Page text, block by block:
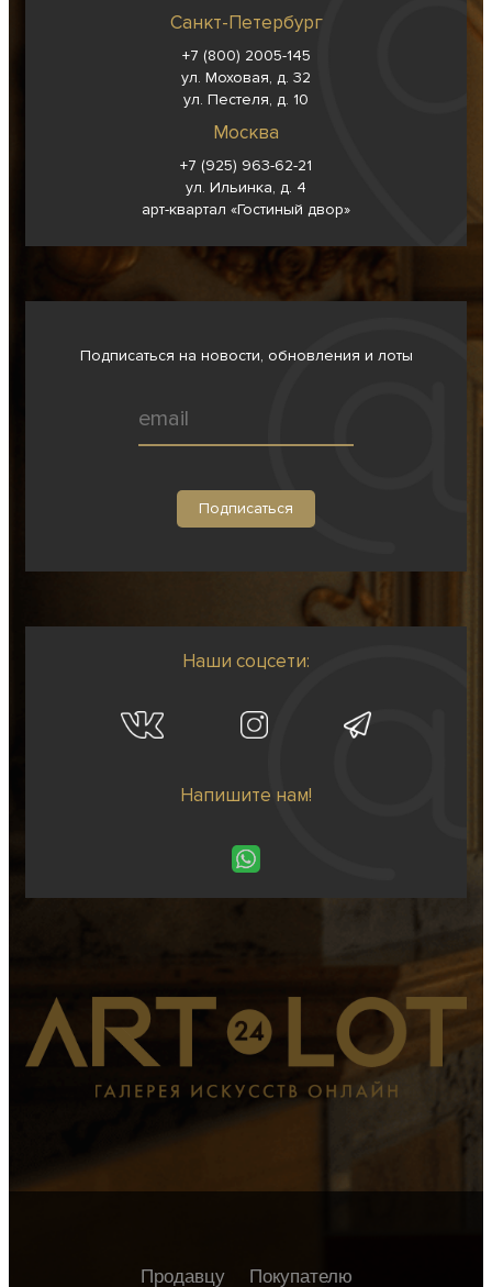
Санкт-Петербург
+7 (800) 2005-145
ул. Моховая, д. 32
ул. Пестеля, д. 10
Москва
+7 (925) 963-62-21
ул. Ильинка, д. 4
арт-квартал «Гостиный двор»
Подписаться на новости, обновления и лоты
Наши соцсети:
Напишите нам!
Продавцу Покупателю